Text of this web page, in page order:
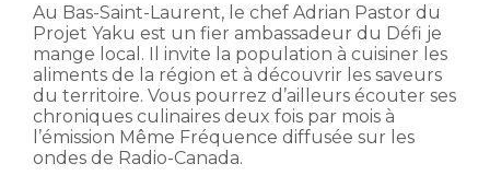
Au Bas-Saint-Laurent, le chef Adrian Pastor du
Projet Yaku est un fier ambassadeur du Défi je
mange local. Il invite la population à cuisiner les
aliments de la région et à découvrir les saveurs
du territoire. Vous pourrez d’ailleurs écouter ses
chroniques culinaires deux fois par mois à
l’émission Même Fréquence diffusée sur les
ondes de Radio-Canada.